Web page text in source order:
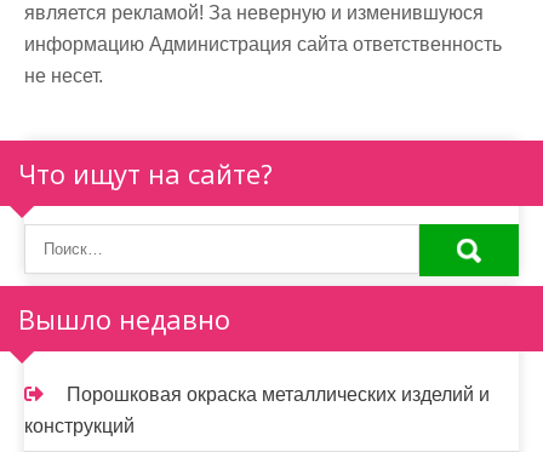
является рекламой! За неверную и изменившуюся
информацию Администрация сайта ответственность
не несет.
Что ищут на сайте?
Вышло недавно
Порошковая окраска металлических изделий и
конструкций